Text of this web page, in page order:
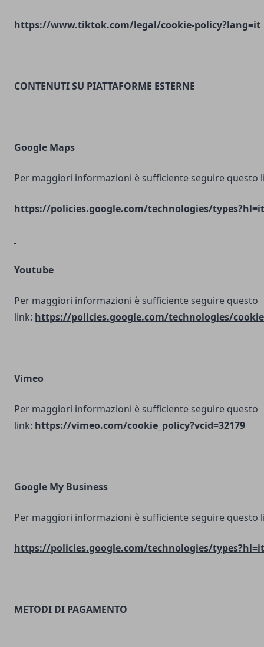
https://www.tiktok.com/legal/cookie-policy?lang=it
CONTENUTI SU PIATTAFORME ESTERNE
Google Maps
Per maggiori informazioni è sufficiente seguire questo
https://policies.google.com/technologies/types?hl=it
Youtube
Per maggiori informazioni è sufficiente seguire questo
link: https://policies.google.com/technologies/
Vimeo
Per maggiori informazioni è sufficiente seguire questo
link: https://vimeo.com/cookie_policy?vcid=32179
Google My Business
Per maggiori informazioni è sufficiente seguire questo
https://policies.google.com/technologies/types?hl=it
METODI DI PAGAMENTO